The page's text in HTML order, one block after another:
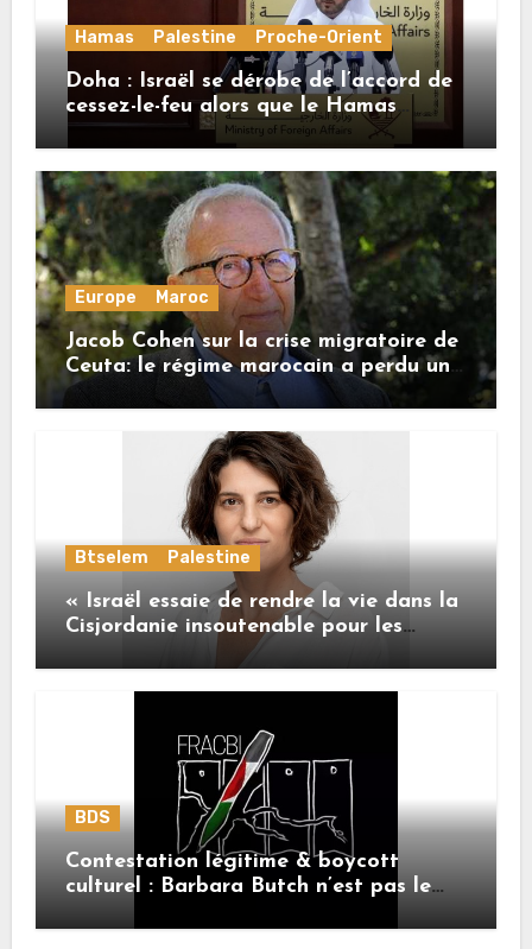
Hamas Palestine Proche-Orient
Doha : Israël se dérobe de l’accord de
cessez-le-feu alors que le Hamas
honore ses engagements
Europe Maroc
Jacob Cohen sur la crise migratoire de
Ceuta: le régime marocain a perdu une
bonne part de sa crédibilité vis-à-vis
de l’Union européenne
Btselem Palestine
« Israël essaie de rendre la vie dans la
Cisjordanie insoutenable pour les
BDS
Contestation légitime & boycott
culturel : Barbara Butch n’est pas le